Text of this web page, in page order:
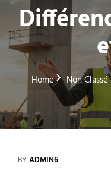
Home Non Classé
BY ADMIN6